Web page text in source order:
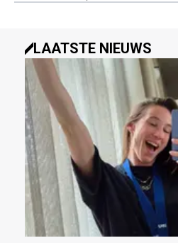
LAATSTE NIEUWS